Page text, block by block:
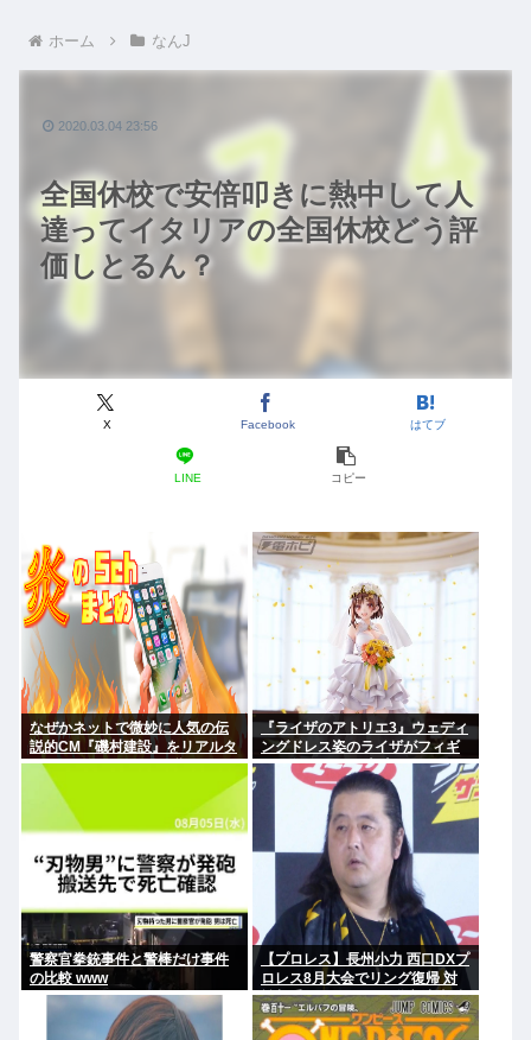
ホーム なんJ
全国休校で安倍叩きに熱中して人
達ってイタリアの全国休校どう評
価しとるん？
X Facebook はてブ
LINE コピー
2020.03.04 23:56
なぜかネットで微妙に人気の伝
説的CM『磯村建設』をリアルタ
イムで見たことあるお爺さんモ
メンは存在するのか？
『ライザのアトリエ3』ウェディ
ングドレス姿のライザがフィギ
ュア化キタ───(ﾟ∀ﾟ)───!!!!!
警察官拳銃事件と警棒だけ事件
の比較 www
【プロレス】長州小力 西口DXプ
ロレス8月大会でリング復帰 対
戦相手はクロちゃん 道交法違反
の疑いも不起訴に